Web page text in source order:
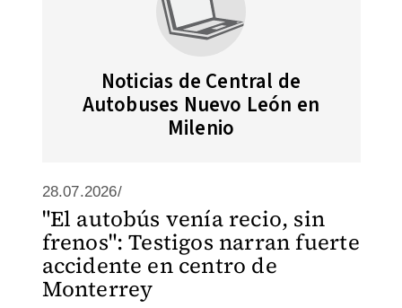
Noticias de Central de
Autobuses Nuevo León en
Milenio
28.07.2026/
"El autobús venía recio, sin
frenos": Testigos narran fuerte
accidente en centro de
Monterrey